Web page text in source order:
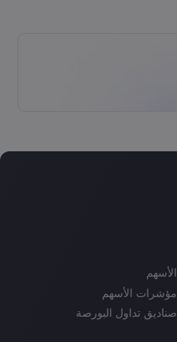
الأسهم
مؤشرات الأسهم
صناديق تداول البورصة